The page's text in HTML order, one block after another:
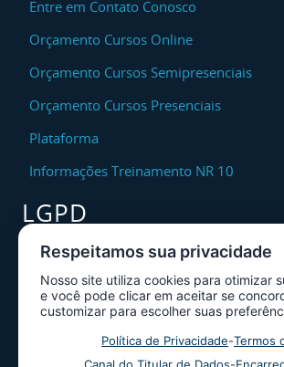
Entre em Contato Conosco
Orçamento Cursos Online
Orçamento Cursos Semipresenciais
Orçamento Cursos Presenciais
Plataforma
Informações Treinamento NR 10
LGPD
Encarregado DPO
Canal de Atendimento ao Titular dos
Dados
Política de Privacidade
Respeitamos sua privacidade
Nosso site utiliza cookies para otimizar
e você pode clicar em aceitar se
customizar para escolher suas
Política de Privacidade-Termos